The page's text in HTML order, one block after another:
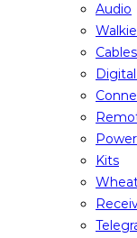
Audio
Cables
Kits